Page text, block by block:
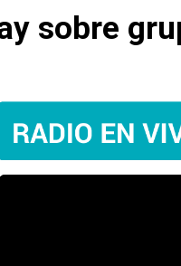
sobre